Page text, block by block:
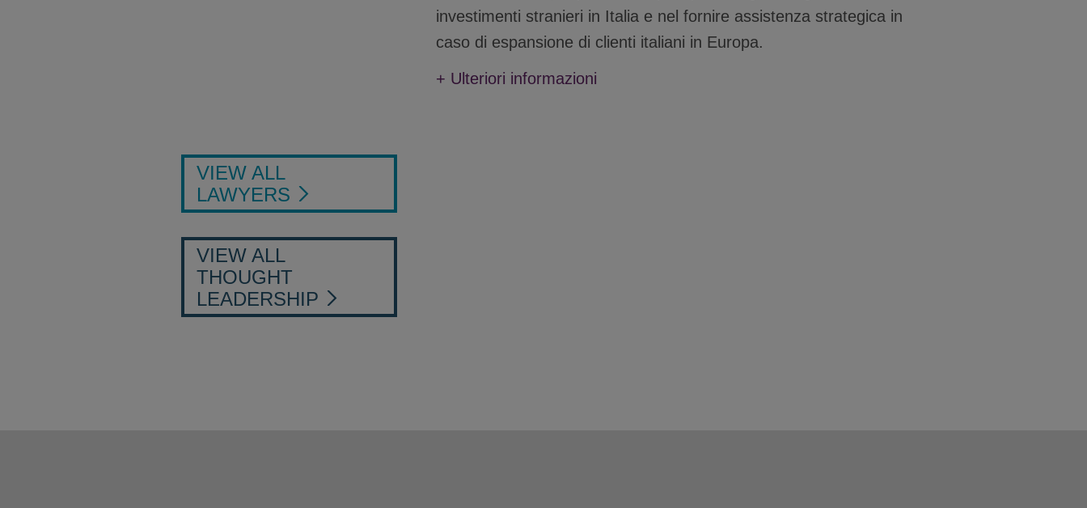
investimenti stranieri in Italia e nel fornire assistenza strategica in
caso di espansione di clienti italiani in Europa.
+ Ulteriori informazioni
VIEW ALL
LAWYERS
VIEW ALL
THOUGHT
LEADERSHIP